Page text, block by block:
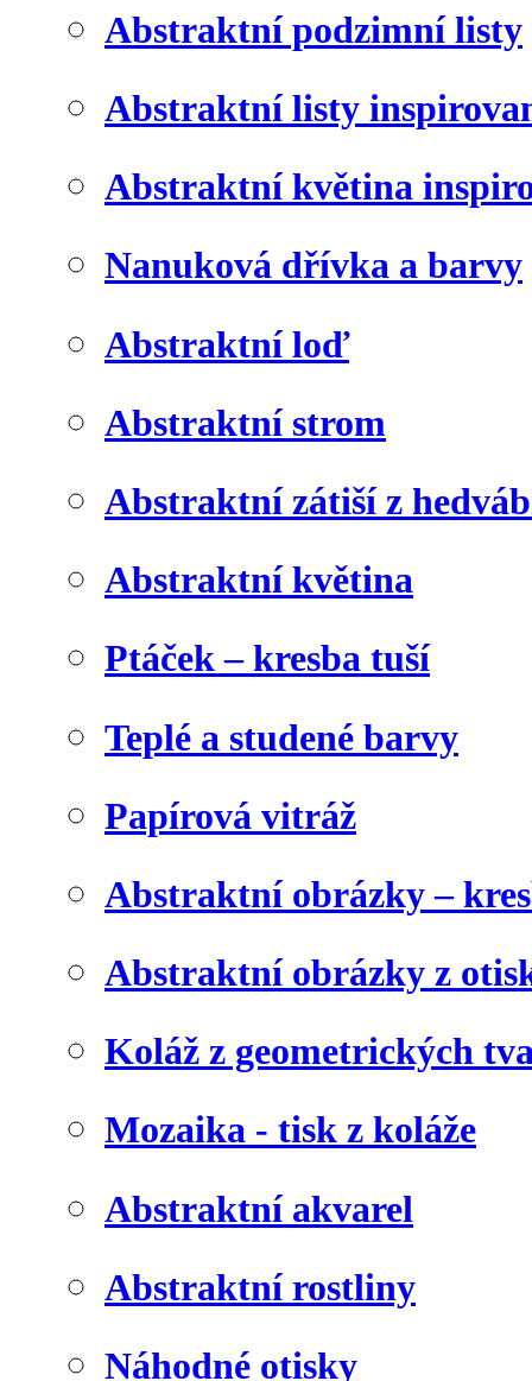
Abstraktní podzimní listy
Abstraktní listy
Abstraktní květina
Nanuková dřívka a barvy
Abstraktní loď
Abstraktní strom
Abstraktní zátiší z
Abstraktní květina
Ptáček – kresba tuší
Teplé a studené barvy
Papírová vitráž
Abstraktní obrázky –
Abstraktní obrázky z
Koláž z geometrických
Mozaika - tisk z koláže
Abstraktní akvarel
Abstraktní rostliny
Náhodné otisky